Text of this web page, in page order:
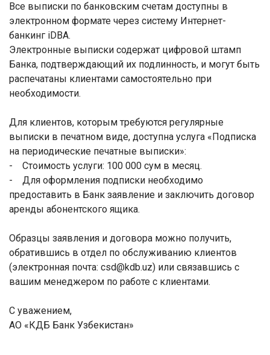
Все выписки по банковским счетам доступны в
электронном формате через систему Интернет-
банкинг iDBA.
Электронные выписки содержат цифровой штамп
Банка, подтверждающий их подлинность, и могут быть
распечатаны клиентами самостоятельно при
необходимости.
Для клиентов, которым требуются регулярные
выписки в печатном виде, доступна услуга «Подписка
на периодические печатные выписки»:
- Стоимость услуги: 100 000 сум в месяц.
- Для оформления подписки необходимо
предоставить в Банк заявление и заключить договор
аренды абонентского ящика.
Образцы заявления и договора можно получить,
обратившись в отдел по обслуживанию клиентов
(электронная почта: csd@kdb.uz) или связавшись с
вашим менеджером по работе с клиентами.
С уважением,
АО «КДБ Банк Узбекистан»